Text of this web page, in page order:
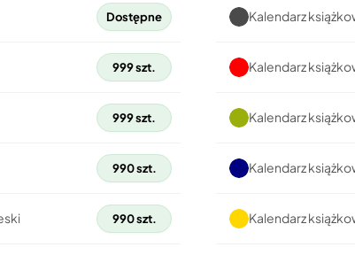
Dostępne Kalendarz
999 szt. Kalendarz
999 szt. Kalendarz
990 szt. Kalendarz
990 szt. Kalendarz